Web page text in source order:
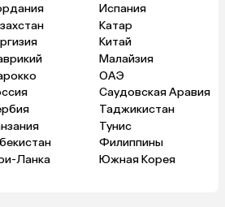
Испания
Катар
Китай
Малайзия
ОАЭ
Саудовская Аравия
Таджикистан
Тунис
Филиппины
Ланка
Южная Корея